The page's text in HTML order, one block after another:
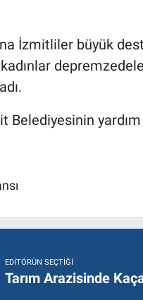
İzmitliler büyük
yardım
EDITÖRÜN SEÇTIĞI
Tarım Arazisinde